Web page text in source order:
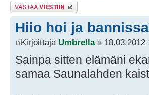
Lähetä vastaus
Hiio hoi ja
Kirjoittaja Umbrella» 18.03.2012
Sainpa sitten elämäni
samaa Saunalahden